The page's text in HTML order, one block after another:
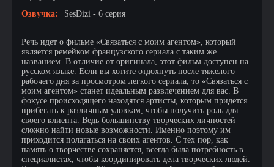
Озвучка:
SesDizi - 6 серия
Речь идет о фильме «Связаться с моим агентом», который
является ремейком французского сериала с таким же
названием. В отличие от оригинала, этот фильм доступен на
русском языке. Если вы хотите отдохнуть после тяжелого
рабочего дня за просмотром легкого сериала, то «Связаться с
моим агентом» станет идеальным развлечением для вас. В
фокусе происходящего находятся артисты, которым придется
прибегать к различным уловкам, чтобы получить роль для
своего клиента. Ведь большинству творческих личностей
сложно найти новые возможности. Именно поэтому им
приходится полагаться на своих агентов. С тех пор, как
память о творчестве сохраняется, всегда была потребность в
специалистах, чтобы координировать дела творческих людей.